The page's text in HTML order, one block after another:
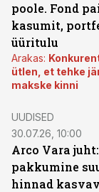
poole. Fond
kasumit,
üüritulu
Arakas:
ütlen, et tehke
makske kinni
UUDISED
30.07.26, 10:00
Arco Vara juht:
pakkumine
hinnad